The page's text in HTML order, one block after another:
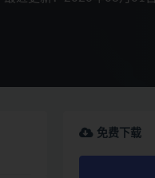
免费下载